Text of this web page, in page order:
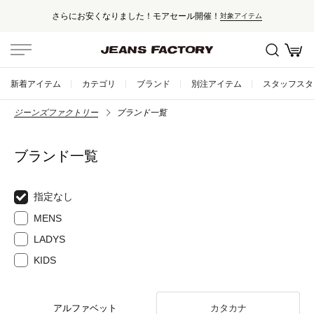
さらにお安くなりました！モアセール開催！ 対象アイテム
新着アイテム カテゴリ ブランド 別注アイテム スタッフス
ジーンズファクトリー ブランド一覧
ブランド一覧
指定なし
MENS
LADYS
KIDS
アルファベット カタカナ